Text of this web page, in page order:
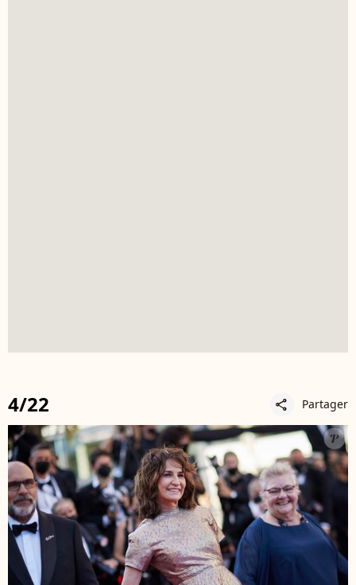
4/22 share Partager